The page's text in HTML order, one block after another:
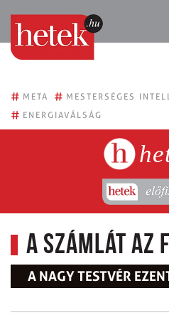
# META # MESTERSÉGES
# ENERGIAVÁLSÁG
A számlát az
A NAGY TESTVÉR